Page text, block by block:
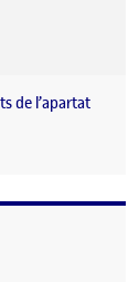
de l’apartat